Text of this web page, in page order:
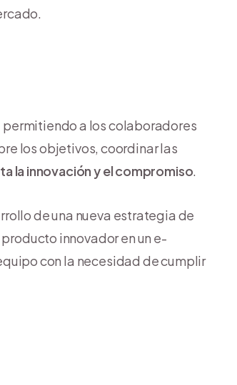
permitiendo a los colaboradores
los objetivos, coordinar las
la innovación y el compromiso.
de una nueva estrategia de
innovador en un e-
con la necesidad de cumplir